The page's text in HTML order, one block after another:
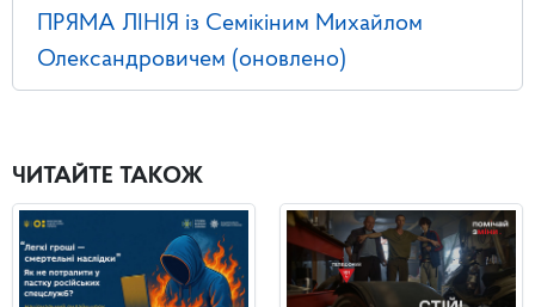
ПРЯМА ЛІНІЯ із Семікіним Михайлом
Олександровичем (оновлено)
ЧИТАЙТЕ ТАКОЖ